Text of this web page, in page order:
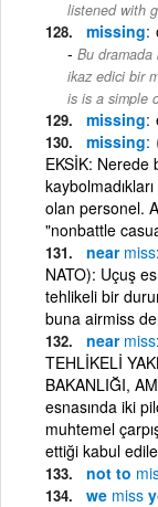
listened with
missing
Bu
ikaz edici bir
is is a simple
missing
missing
EKSİK: Nerede
olan personel.
"nonbattle
near miss
NATO): Uçuş
tehlikeli bir
buna airmiss
near miss
TEHLİKELİ
BAKANLIĞI,
esnasında iki
muhtemel
ettiği kabul
not to
we miss